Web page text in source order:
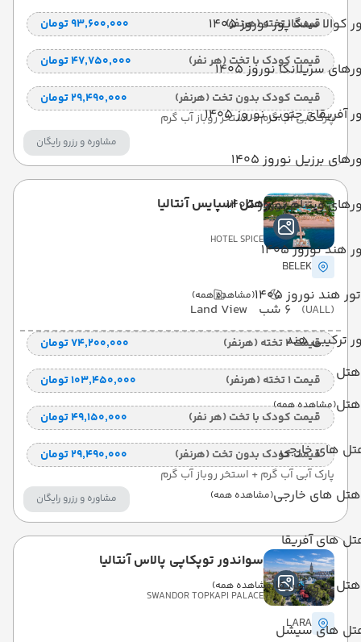
کوالا سنگاپور نوروز 1405
سریلانکا نوروز 1405
آفریقای جنوبی نوروز 1405
برزیل نوروز 1405
ویتنام نوروز 1405
هند نوروز 1405
تور هند نوروز 1405 (مشاهده همه)
ترکیبی هند
هتل
هتل(مشاهده همه)
های خارجی
هتل های خارجی(مشاهده همه)
های آفریقا
هتل های آفریقا(مشاهده همه)
های سیشل
قیمت 1 تخته (هرنفر) ۹۳٬۶۰۰٬۰۰۰ تومان
قیمت کودک با تخت (هر نفر) ۴۷٬۷۵۰٬۰۰۰ تومان
قیمت کودک بدون تخت (هرنفر)
۲۹٬۴۹۰٬۰۰۰ تومان
پارک آبی آب گرم + استخر روباز آب گرم
مشاوره و رزرو رایگان
هتل اسپایس آنتالیا
HOTEL SPICE
BELEK
(UALL) 6 شب Land View
قیمت 2 تخته (هرنفر) ۷۴٬۲۰۰٬۰۰۰ تومان
قیمت 1 تخته (هرنفر) ۱۰۳٬۴۵۰٬۰۰۰ تومان
قیمت کودک با تخت (هر نفر) ۴۹٬۱۵۰٬۰۰۰ تومان
قیمت کودک بدون تخت (هرنفر)
۲۹٬۴۹۰٬۰۰۰ تومان
پارک آبی آب گرم + استخر روباز آب گرم
مشاوره و رزرو رایگان
سواندور توپکاپی پالاس آنتالیا
SWANDOR TOPKAPI PALACE
LARA